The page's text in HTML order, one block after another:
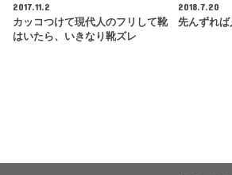
2017.11.2
カッコつけて現代人のフリして靴
はいたら、いきなり靴ズレ
2018.7.20
先んずれ